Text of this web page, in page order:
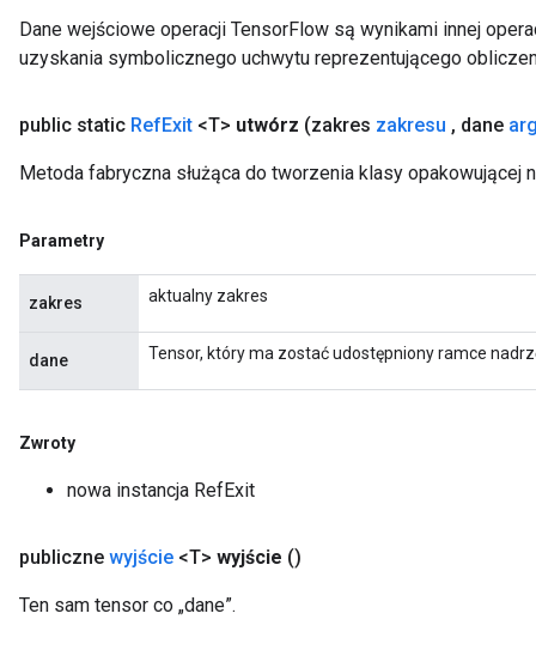
Dane wejściowe operacji TensorFlow są wynikami innej
uzyskania symbolicznego uchwytu reprezentującego
public static RefExit <T> utwórz (zakres zakresu , dane
Metoda fabryczna służąca do tworzenia klasy opakowującej
Parametry
zakres aktualny zakres
dane Tensor, który ma zostać udostępniony ramce
Zwroty
nowa instancja RefExit
publiczne wyjście <T> wyjście ()
Ten sam tensor co „dane”.